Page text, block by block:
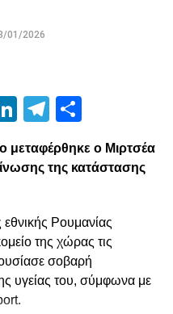
LinkedIn
Telegram
ξεχνά τον Νάσο
Ιβάν Σαββίδη
01/2026
LinkedIn
Telegram
μεταφέρθηκε ο Μιρτσέα
της κατάστασης
Ρουμανίας
της χώρας τις
σοβαρή
υγείας του, σύμφωνα με